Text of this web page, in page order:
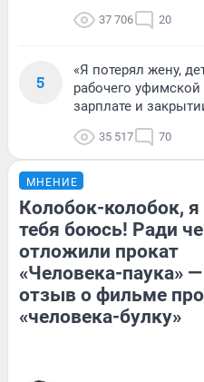
37 706 20
5
«Я потерял жену,
рабочего
зарплате и
35 517 70
МНЕНИЕ
Колобок-колобок, я
тебя боюсь! Ради
отложили прокат
«Человека-паука» —
отзыв о фильме про
«человека-булку»